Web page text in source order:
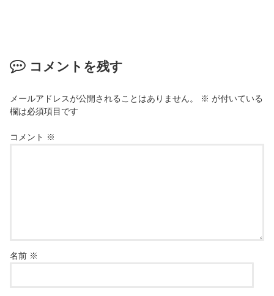
コメントを残す
メールアドレスが公開されることはありません。 ※ が付いている
欄は必須項目です
コメント ※
名前 ※